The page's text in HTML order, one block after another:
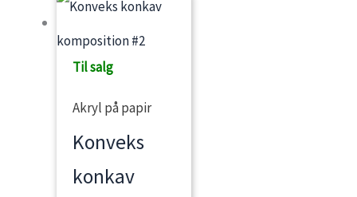
Til salg
Akryl på papir
Konveks
konkav